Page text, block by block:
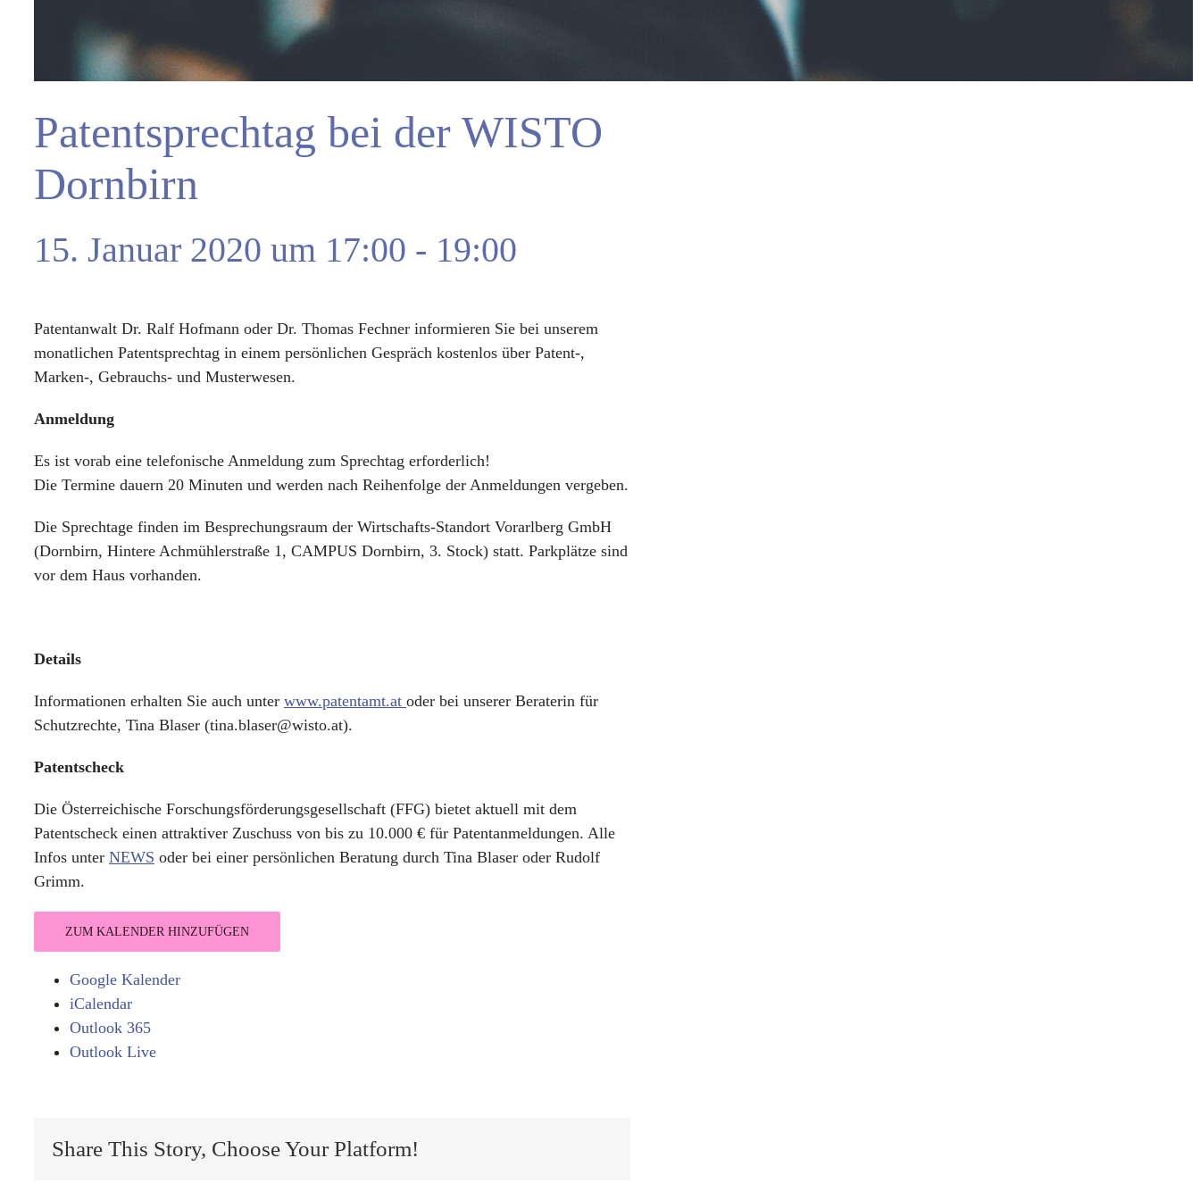
Patentsprechtag bei der WISTO
Dornbirn
15. Januar 2020 um 17:00 - 19:00
Patentanwalt Dr. Ralf Hofmann oder Dr. Thomas Fechner informieren Sie bei unserem
monatlichen Patentsprechtag in einem persönlichen Gespräch kostenlos über Patent-,
Marken-, Gebrauchs- und Musterwesen.
Anmeldung
Es ist vorab eine telefonische Anmeldung zum Sprechtag erforderlich!
Die Termine dauern 20 Minuten und werden nach Reihenfolge der Anmeldungen vergeben.
Die Sprechtage finden im Besprechungsraum der Wirtschafts-Standort Vorarlberg GmbH
(Dornbirn, Hintere Achmühlerstraße 1, CAMPUS Dornbirn, 3. Stock) statt. Parkplätze sind
vor dem Haus vorhanden.
Details
Informationen erhalten Sie auch unter www.patentamt.at oder bei unserer Beraterin für
Schutzrechte, Tina Blaser (tina.blaser@wisto.at).
Patentscheck
Die Österreichische Forschungsförderungsgesellschaft (FFG) bietet aktuell mit dem
Patentscheck einen attraktiver Zuschuss von bis zu 10.000 € für Patentanmeldungen. Alle
Infos unter NEWS oder bei einer persönlichen Beratung durch Tina Blaser oder Rudolf
Grimm.
ZUM KALENDER HINZUFÜGEN
Google Kalender
iCalendar
Outlook 365
Outlook Live
Share This Story, Choose Your Platform!